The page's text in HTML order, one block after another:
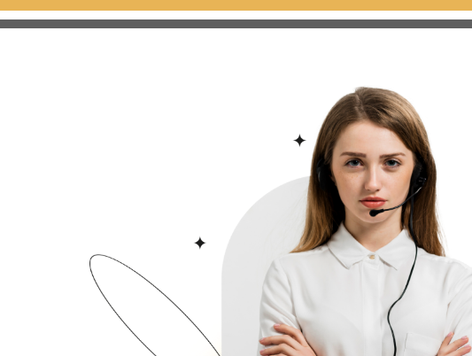
مترو سنجاك تبه، ويوفر غرفاً مريحة ومجهزة بخدمة الواي فاي المجانية
وخدمة الغرف على مدار الساعة.
بالسيارة من مركز تسوق مترو جاردن، ويوفر غرفاً مشرقة ومجهزة بخدمة الواي فاي
ومركزاً للياقة البدنية وموقف سيارات مجاني.
عمليات و40 وحدة رعاية مركزة ومختبرات وصيدليات ومراكز تصوير طبي. يقدم المستشفى خدمات طبية
والأذن والحنجرة والأسنان والجلدية والتجميلية والعظام